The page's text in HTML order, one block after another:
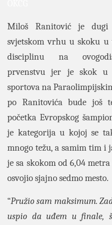
Miloš Ranitović je
svjetskom vrhu u skoku
disciplinu na
prvenstvu jer je skok
sportova na
po Ranitovića bude još
početka Evropskog
je kategorija u kojoj se
mnogo težu, a samim tim i
je sa skokom od 6,04
osvojio sjajno sedmo mesto.
“Pružio sam maksimum.
uspio da uđem u finale,